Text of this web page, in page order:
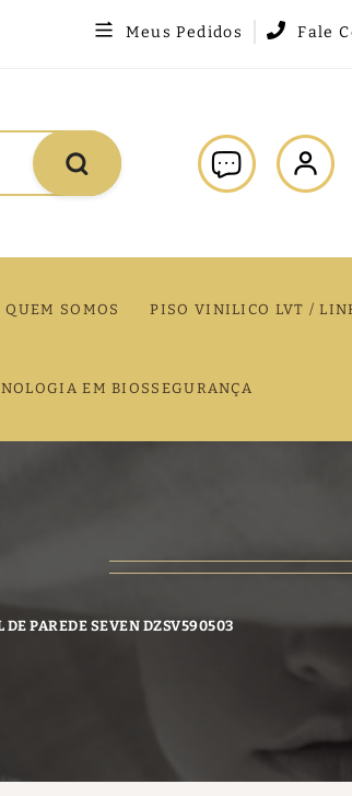
Meus Pedidos Fale
QUEM SOMOS PISO VINILICO LVT /
EM BIOSSEGURANÇA
DE PAREDE SEVEN DZSV590503